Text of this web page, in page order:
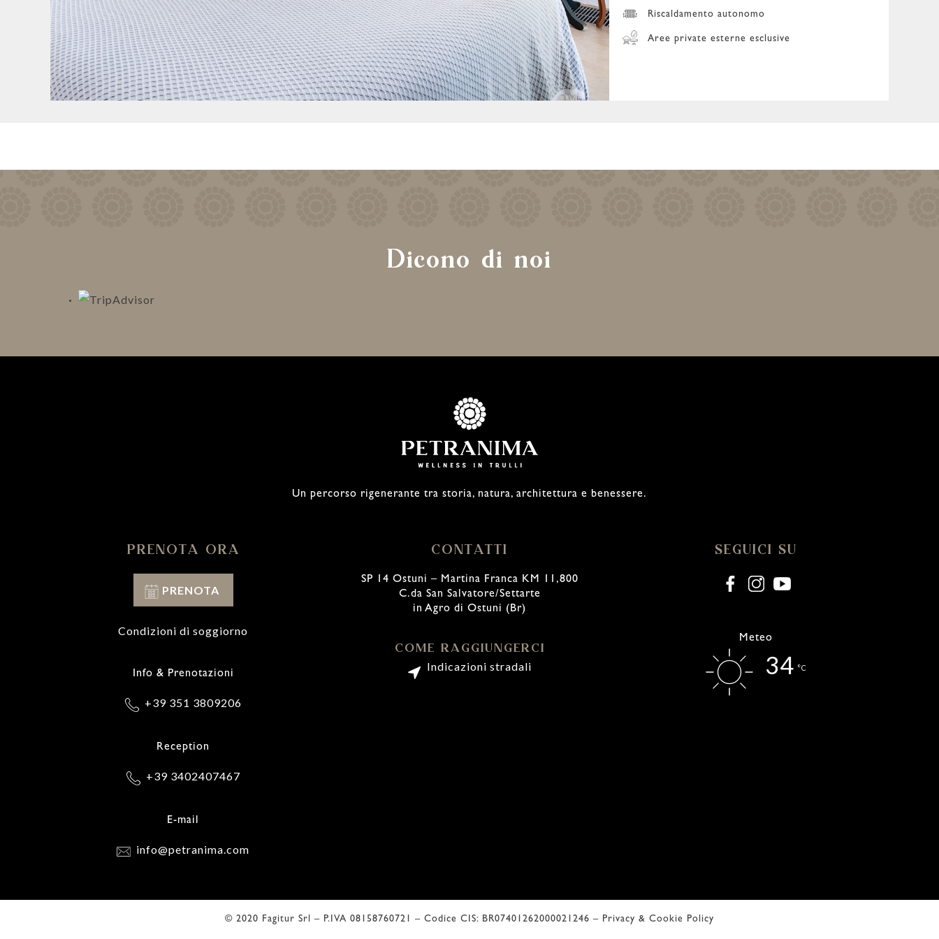
Riscaldamento autonomo
Aree private esterne esclusive
Dicono di noi
Un percorso rigenerante tra storia, natura, architettura e benessere.
PRENOTA ORA
PRENOTA
Condizioni di soggiorno
Info & Prenotazioni
+39 351 3809206
Reception
+39 3402407467
E-mail
info@petranima.com
CONTATTI
SP 14 Ostuni – Martina Franca KM 11,800
C.da San Salvatore/Settarte
in Agro di Ostuni (Br)
COME RAGGIUNGERCI
Indicazioni stradali
SEGUICI SU
Meteo
34 °C
© 2020 Fagitur Srl – P.IVA 08158760721 – Codice CIS: BR07401262000021246 – Privacy & Cookie Policy